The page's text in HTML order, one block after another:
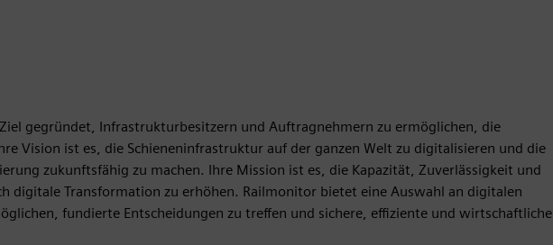
gegründet, Infrastrukturbesitzern und Auftragnehmern zu ermöglichen, die
Vision ist es, die Schieneninfrastruktur auf der ganzen Welt zu digitalisieren und die
zukunftsfähig zu machen. Ihre Mission ist es, die Kapazität, Zuverlässigkeit und
digitale Transformation zu erhöhen. Railmonitor bietet eine Auswahl an digitalen
fundierte Entscheidungen zu treffen und sichere, effiziente und wirtschaftliche